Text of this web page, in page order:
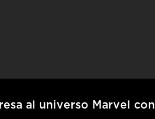
al universo Marvel con